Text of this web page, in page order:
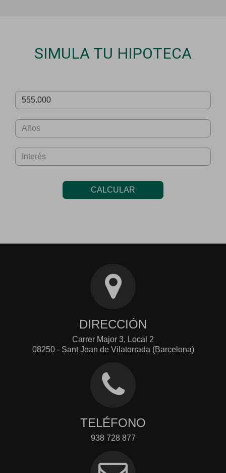
SIMULA TU HIPOTECA
CALCULAR
DIRECCIÓN
Carrer Major 3, Local 2
08250 - Sant Joan de Vilatorrada (Barcelona)
TELÉFONO
938 728 877